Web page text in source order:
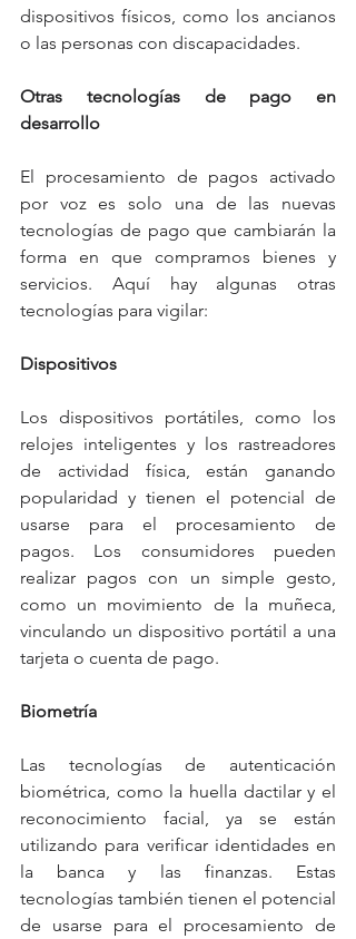
dispositivos físicos, como los ancianos
o las personas con discapacidades.
Otras tecnologías de pago en
desarrollo
El procesamiento de pagos activado
por voz es solo una de las nuevas
tecnologías de pago que cambiarán la
forma en que compramos bienes y
servicios. Aquí hay algunas otras
tecnologías para vigilar:
Dispositivos
Los dispositivos portátiles, como los
relojes inteligentes y los rastreadores
de actividad física, están ganando
popularidad y tienen el potencial de
usarse para el procesamiento de
pagos. Los consumidores pueden
realizar pagos con un simple gesto,
como un movimiento de la muñeca,
vinculando un dispositivo portátil a una
tarjeta o cuenta de pago.
Biometría
Las tecnologías de autenticación
biométrica, como la huella dactilar y el
reconocimiento facial, ya se están
utilizando para verificar identidades en
la banca y las finanzas. Estas
tecnologías también tienen el potencial
de usarse para el procesamiento de